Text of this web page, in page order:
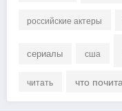
российские актеры
сериалы сша
читать что